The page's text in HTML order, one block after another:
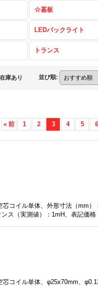
☆基板
LEDバックライト
トランス
在庫あり 並び順:
« 前 1 2 3 4 5 6
コイル単体、外形寸法（mm
ス（実測値）：1mH、表記価格
コイル単体、φ25x70mm、